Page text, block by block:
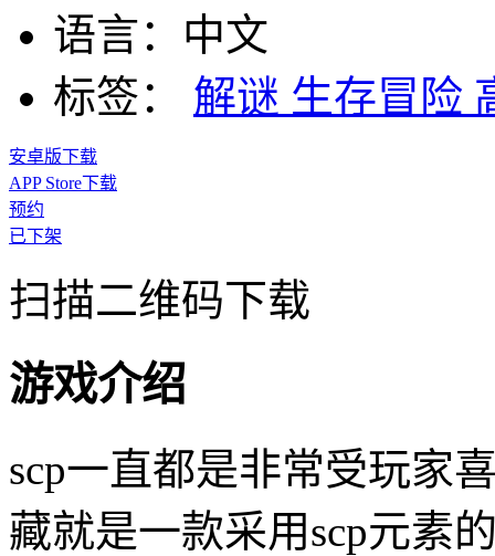
语言： 中文
标签：
解谜 生存冒险
安卓版下载
APP Store下载
预约
已下架
扫描二维码下载
游戏介绍
scp一直都是非常受玩家
藏就是一款采用scp元素